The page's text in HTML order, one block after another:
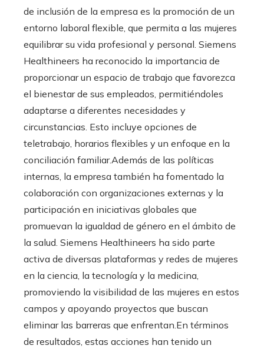
de inclusión de la empresa es la promoción de un
entorno laboral flexible, que permita a las mujeres
equilibrar su vida profesional y personal. Siemens
Healthineers ha reconocido la importancia de
proporcionar un espacio de trabajo que favorezca
el bienestar de sus empleados, permitiéndoles
adaptarse a diferentes necesidades y
circunstancias. Esto incluye opciones de
teletrabajo, horarios flexibles y un enfoque en la
conciliación familiar.Además de las políticas
internas, la empresa también ha fomentado la
colaboración con organizaciones externas y la
participación en iniciativas globales que
promuevan la igualdad de género en el ámbito de
la salud. Siemens Healthineers ha sido parte
activa de diversas plataformas y redes de mujeres
en la ciencia, la tecnología y la medicina,
promoviendo la visibilidad de las mujeres en estos
campos y apoyando proyectos que buscan
eliminar las barreras que enfrentan.En términos
de resultados, estas acciones han tenido un